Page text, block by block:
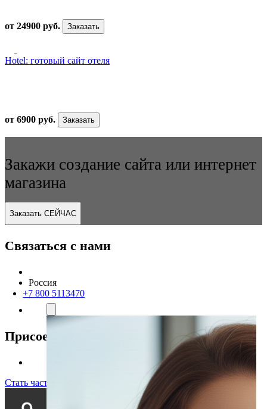
от 24900 руб. Заказать
Hotel: готовый сайт отеля
от 6900 руб. Заказать
Закажи создание сайта или интернет
магазина
Заказать СЕЙЧАС
Связаться с нами
Россия
+7 800 5113470
Присоединяйтесь к нам
Стать частью команды!